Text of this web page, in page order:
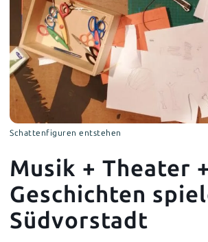
Schattenfiguren entstehen
Musik + Theater +
Geschichten
Südvorstadt